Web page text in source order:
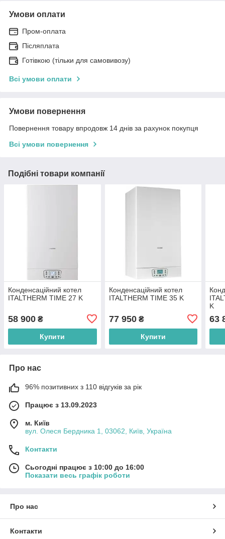
Умови оплати
Пром-оплата
Післяплата
Готівкою (тільки для самовивозу)
Всі умови оплати
Умови повернення
Повернення товару впродовж 14 днів за рахунок покупця
Всі умови повернення
Подібні товари компанії
Конденсаційний котел
ITALTHERM TIME 27 K
58 900 ₴
Купити
Конденсаційний котел
ITALTHERM TIME 35 K
77 950₴
Купити
K
63
Про нас
96% позитивних з 110 відгуків за рік
Працює з 13.09.2023
м. Київ
вул. Олеся Бердника 1, 03062, Київ, Україна
Контакти
Сьогодні працює з 10:00 до 16:00
Показати весь графік роботи
Про нас
Контакти